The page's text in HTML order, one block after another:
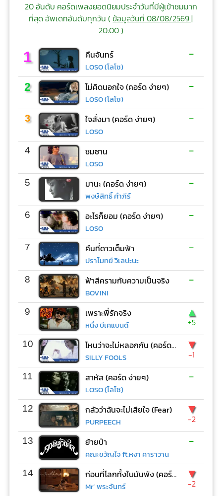
20 อันดับ คอร์ดเพลงยอดนิยมประจำวันที่มีผู้เข้าชมมาก
ที่สุด อัพเดทอันดับทุกวัน (ข้อมูลวันที่ 08/08/2569 |
20:00)
1 คืนจันทร์
LOSO (โลโซ)
-
2 ไม่คิดนอกใจ (คอร์ด ง่ายๆ)
LOSO (โลโซ)
-
3 ใจสั่งมา (คอร์ด ง่ายๆ)
LOSO
-
4 ซมซาน
LOSO
-
5 มานะ (คอร์ด ง่ายๆ)
พงษ์สิทธิ์ คำภีร์
-
6 อะไรก็ยอม (คอร์ด ง่ายๆ)
LOSO
-
7 คืนที่ดาวเต็มฟ้า
ปราโมทย์ วิเลปะนะ
-
8 ฟ้าสีครามกับความเป็นจริง
BOVINI
-
9 เพราะพี่รักจริง
หนึ่ง บีเคแบนด์
▲
+5
10 ไหนว่าจะไม่หลอกกัน (คอร์ด ง่ายๆ)
SILLY FOOLS
▼
-1
11 สาหัส (คอร์ด ง่ายๆ)
LOSO (โลโซ)
-
12 กลัวว่าฉันจะไม่เสียใจ (Fear)
PURPEECH
▼
-2
13 ย้ายป่า
คณะขวัญใจ ft.หงา คาราวาน
-
14 ก่อนที่โลกทั้งใบมันพัง (คอร์ด ง่ายๆ)
Mr’ พระจันทร์
▼
-2